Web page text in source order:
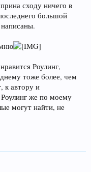
сходу ничего в
большой
Роулинг,
тоже более, чем
к автору и
же по моему
могут найти, не